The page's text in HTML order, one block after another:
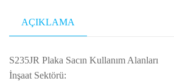
siyah
AÇIKLAMA
S235JR Plaka Sacın Kullanım Alanları
İnşaat Sektörü: